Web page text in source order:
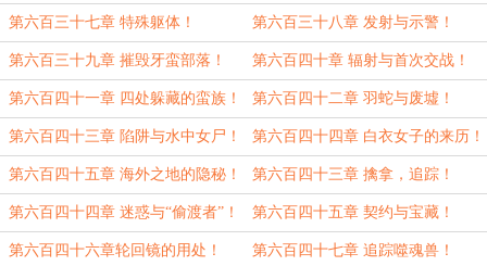
备！
第六百三十七章 特殊躯体！ 第六百三十八章 发射与示警！
第六百三十九章 摧毁牙蛮部落！ 第六百四十章 辐射与首次交战！
第六百四十一章 四处躲藏的蛮族！ 第六百四十二章 羽蛇与废墟！
第六百四十三章 陷阱与水中女尸！ 第六百四十四章 白衣女子的来历！
第六百四十五章 海外之地的隐秘！ 第六百四十三章 擒拿，追踪！
第六百四十四章 迷惑与“偷渡者”！ 第六百四十五章 契约与宝藏！
第六百四十六章轮回镜的用处！ 第六百四十七章 追踪噬魂兽！